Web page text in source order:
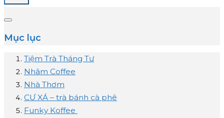
Mục lục
Tiệm Trà Tháng Tư
Nhâm Coffee
Nhà Thơm
CƯ XÁ – trà bánh cà phê
Funky Koffee